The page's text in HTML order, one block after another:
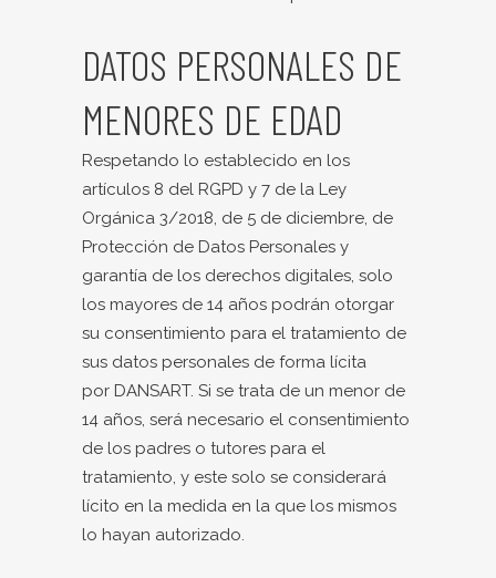
DATOS PERSONALES DE
MENORES DE EDAD
Respetando lo establecido en los
artículos 8 del RGPD y 7 de la Ley
Orgánica 3/2018, de 5 de diciembre, de
Protección de Datos Personales y
garantía de los derechos digitales, solo
los mayores de 14 años podrán otorgar
su consentimiento para el tratamiento de
sus datos personales de forma lícita
por DANSART. Si se trata de un menor de
14 años, será necesario el consentimiento
de los padres o tutores para el
tratamiento, y este solo se considerará
lícito en la medida en la que los mismos
lo hayan autorizado.